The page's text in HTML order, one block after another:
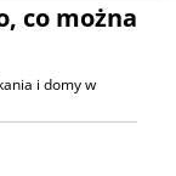
co można
i domy w